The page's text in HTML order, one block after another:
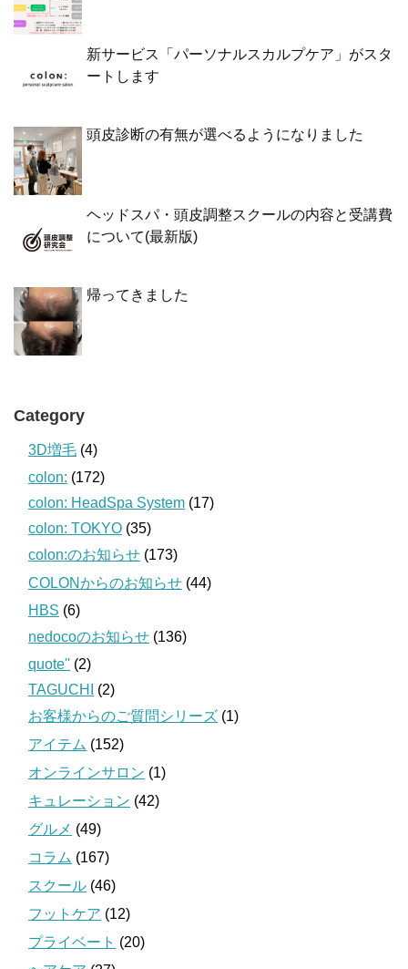
新サービス「パーソナルスカルプケア」がスタ
ートします
頭皮診断の有無が選べるようになりました
ヘッドスパ・頭皮調整スクールの内容と受講費
について(最新版)
帰ってきました
Category
3D増毛 (4)
colon: (172)
colon: HeadSpa System (17)
colon: TOKYO (35)
colon:のお知らせ (173)
COLONからのお知らせ (44)
HBS (6)
nedocoのお知らせ (136)
quote'' (2)
TAGUCHI
(2)
お客様からのご質問シリーズ (1)
アイテム (152)
オンラインサロン (1)
キュレーション (42)
グルメ (49)
コラム (167)
スクール (46)
フットケア (12)
プライベート (20)